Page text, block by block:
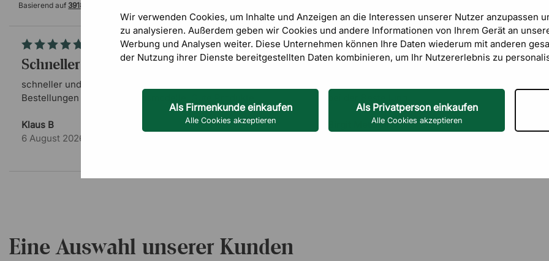
Wir verwenden Cookies, um Inhalte und Anzeigen an die Interessen unserer Nutzer anzupassen
zu analysieren. Außerdem geben wir Cookies und andere Informationen von Ihrem Gerät an
Werbung und Analysen weiter. Diese Unternehmen können Ihre Daten wiederum mit anderen
der Nutzung ihrer Dienste bereitgestellten Daten kombinieren, um Ihr Nutzererlebnis zu
Als Firmenkunde einkaufen
Alle Cookies akzeptieren
Als Privatperson einkaufen
Alle Cookies akzeptieren
Basierend auf 3918 Bewertungen
schneller und zuverlässig
schneller und zuverlässiger Kundensupport. einfache
Bestellungen und Bezahlungsmodelle. Gute Produkte
Klaus B
6 August 2026
gute Referenz bekommen
Birgit Metzger
Eine Auswahl unserer Kunden